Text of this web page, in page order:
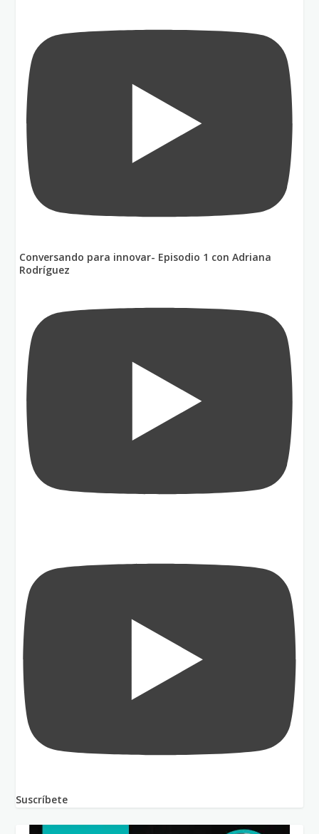
Conversando para innovar- Episodio 1 con Adriana
Rodríguez
Suscríbete